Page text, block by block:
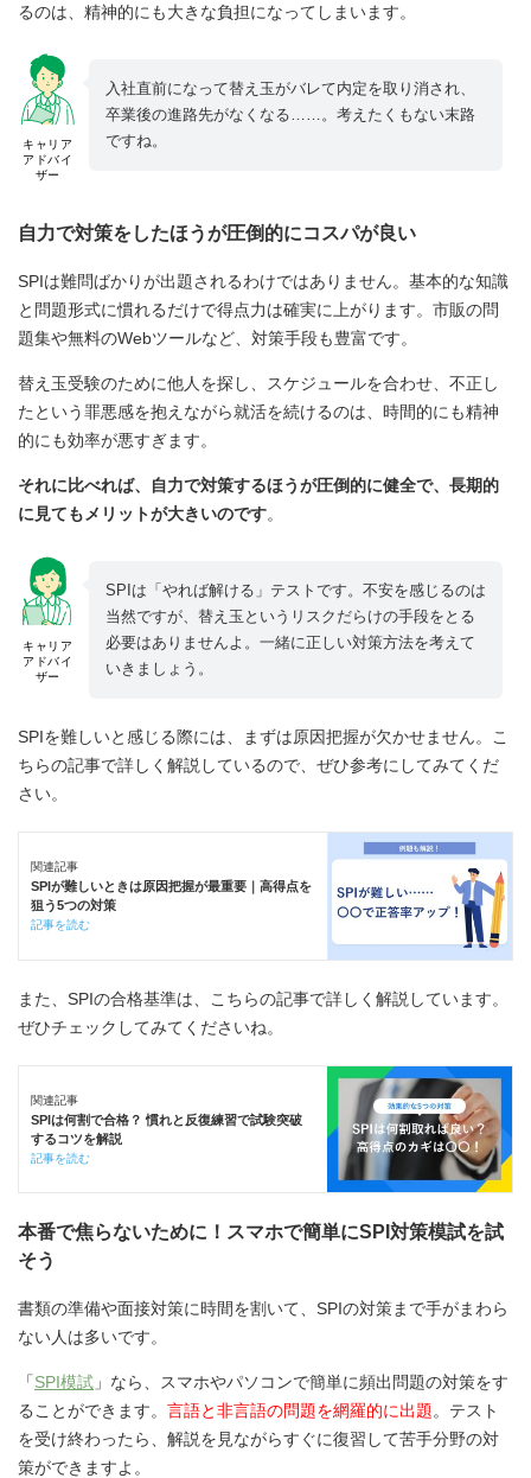
るのは、精神的にも大きな負担になってしまいます。
キャリア
アドバイ
ザー
入社直前になって替え玉がバレて内定を取り消され、
卒業後の進路先がなくなる……。考えたくもない末路
ですね。
自力で対策をしたほうが圧倒的にコスパが良い
SPIは難問ばかりが出題されるわけではありません。基本的な知識
と問題形式に慣れるだけで得点力は確実に上がります。市販の問
題集や無料のWebツールなど、対策手段も豊富です。
替え玉受験のために他人を探し、スケジュールを合わせ、不正し
たという罪悪感を抱えながら就活を続けるのは、時間的にも精神
的にも効率が悪すぎます。
それに比べれば、自力で対策するほうが圧倒的に健全で、長期的
に見てもメリットが大きいのです。
キャリア
アドバイ
ザー
SPIは「やれば解ける」テストです。不安を感じるのは
当然ですが、替え玉というリスクだらけの手段をとる
必要はありませんよ。一緒に正しい対策方法を考えて
いきましょう。
SPIを難しいと感じる際には、まずは原因把握が欠かせません。こ
ちらの記事で詳しく解説しているので、ぜひ参考にしてみてくだ
さい。
関連記事
SPIが難しいときは原因把握が最重要｜高得点を
狙う5つの対策
記事を読む
また、SPIの合格基準は、こちらの記事で詳しく解説しています。
ぜひチェックしてみてくださいね。
関連記事
SPIは何割で合格？ 慣れと反復練習で試験突破
するコツを解説
記事を読む
本番で焦らないために！スマホで簡単にSPI対策模試を試
そう
書類の準備や面接対策に時間を割いて、SPIの対策まで手がまわら
ない人は多いです。
「SPI模試 」なら、スマホやパソコンで簡単に頻出問題の対策をす
ることができます。 言語と非言語の問題を網羅的に出題。テスト
を受け終わったら、解説を見ながらすぐに復習して苦手分野の対
策ができますよ。